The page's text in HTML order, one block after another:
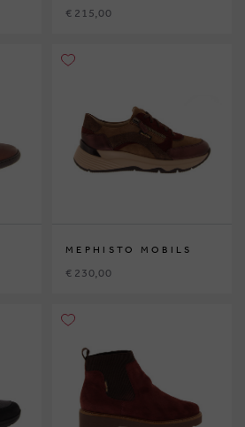
€ 215,00
MEPHISTO MOBILS
€ 230,00